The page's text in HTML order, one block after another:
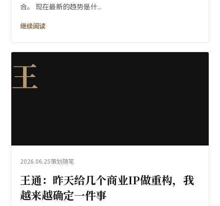
合。 现在最新的趋势是什...
继续阅读
王
2026.06.25策划随笔
王通：昨天给几个商业IP做重构，我
越来越确定一件事